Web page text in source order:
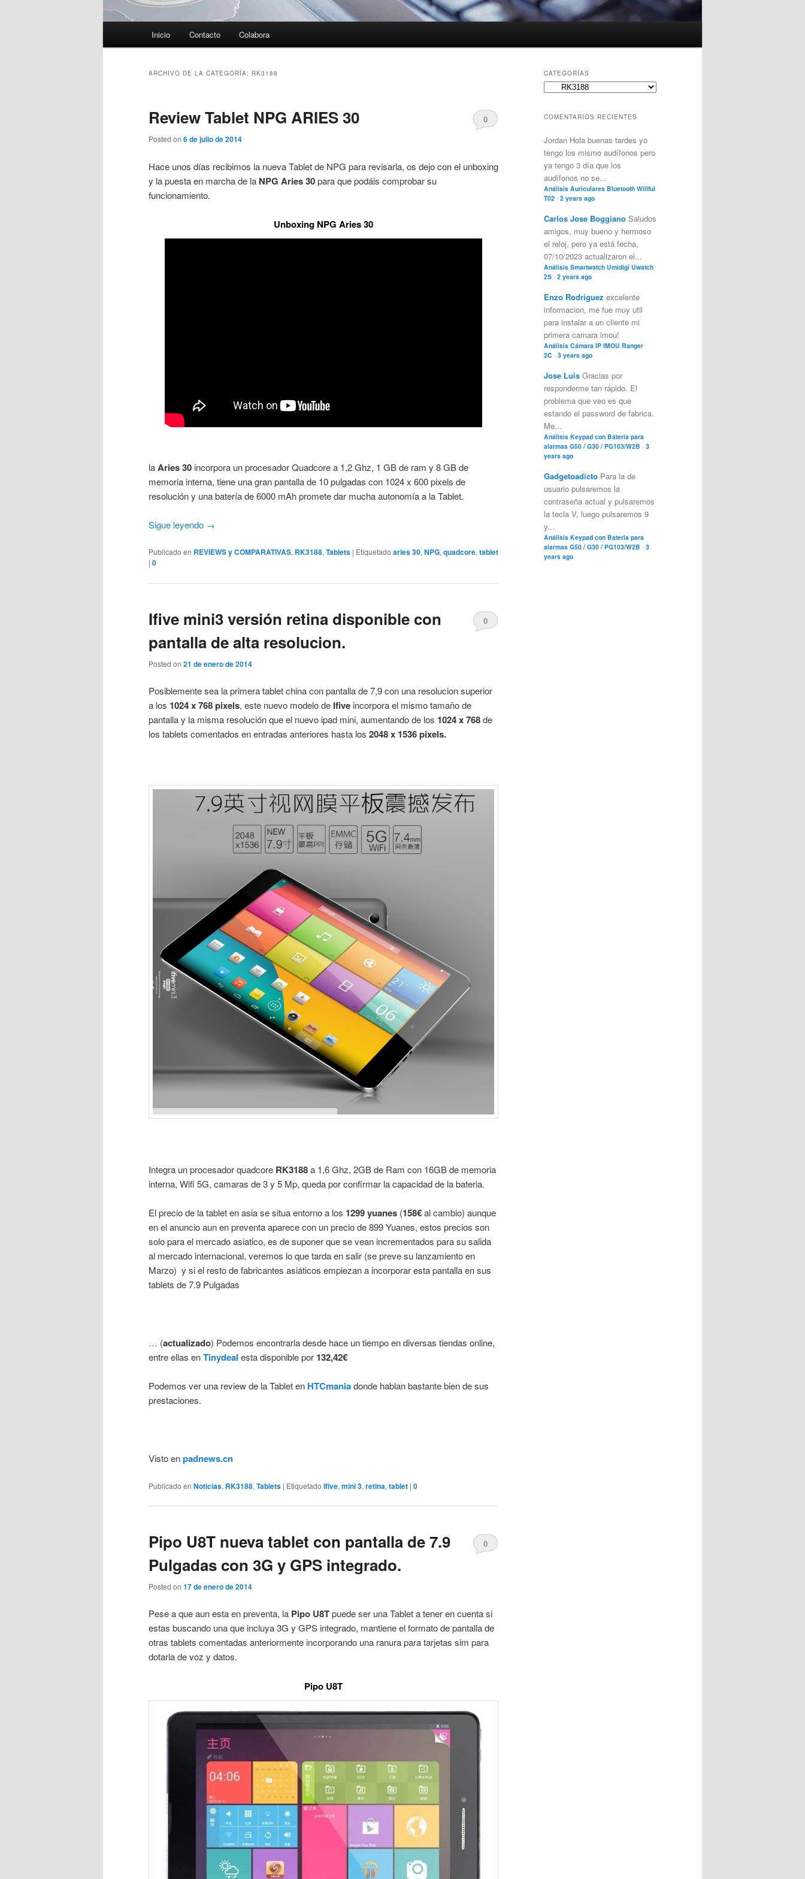
Inicio Contacto Colabora
ARCHIVO DE LA CATEGORÍA: RK3188
Review Tablet NPG ARIES 30
Posted on 6 de julio de 2014
0
Hace unos días recibimos la nueva Tablet de NPG para revisarla, os dejo con el unboxing
y la puesta en marcha de la NPG Aries 30para que podáis comprobar su
funcionamiento.
Unboxing NPG Aries 30
laAries 30 incorpora un procesador Quadcore a 1,2 Ghz, 1 GB de ram y 8 GB de
memoria interna, tiene una gran pantalla de 10 pulgadas con 1024 x 600 pixels de
resolución y una batería de 6000 mAh promete dar mucha autonomía a la Tablet.
Sigue leyendo →
Publicado en REVIEWS y COMPARATIVAS, RK3188, Tablets | Etiquetado aries 30, NPG, quadcore, tablet
| 0
Ifive mini3 versión retina disponible con
pantalla de alta resolucion.
Posted on 21 de enero de 2014
0
Posiblemente sea la primera tablet china con pantalla de 7,9 con una resolucion superior
a los 1024 x 768 pixels, este nuevo modelo de Ifive incorpora el mismo tamaño de
pantalla y la misma resolución que el nuevo ipad mini, aumentando de los 1024 x 768de
los tablets comentados en entradas anteriores hasta los 2048 x 1536 pixels.
Integra un procesador quadcore RK3188a 1,6 Ghz, 2GB de Ram con 16GB de memoria
interna, Wifi 5G, camaras de 3 y 5 Mp, queda por confirmar la capacidad de la bateria.
El precio de la tablet en asia se situa entorno a los 1299 yuanes (158€al cambio) aunque
en el anuncio aun en preventa aparece con un precio de 899 Yuanes, estos precios son
solo para el mercado asiatico, es de suponer que se vean incrementados para su salida
al mercado internacional, veremos lo que tarda en salir (se preve su lanzamiento en
Marzo) y si el resto de fabricantes asiáticos empiezan a incorporar esta pantalla en sus
tablets de 7.9 Pulgadas
… (actualizado) Podemos encontrarla desde hace un tiempo en diversas tiendas online,
entre ellas enTinydeal esta disponible por 132,42€
Podemos ver una review de la Tablet en HTCmaniadonde hablan bastante bien de sus
prestaciones.
Visto enpadnews.cn
Publicado en Noticias, RK3188, Tablets | Etiquetado Ifive, mini 3, retina, tablet | 0
Pipo U8T nueva tablet con pantalla de 7.9
Pulgadas con 3G y GPS integrado.
Posted on 17 de enero de 2014
0
Pese a que aun esta en preventa, la Pipo U8Tpuede ser una Tablet a tener en cuenta si
estas buscando una que incluya 3G y GPS integrado, mantiene el formato de pantalla de
otras tablets comentadas anteriormente incorporando una ranura para tarjetas sim para
dotarla de voz y datos.
Pipo U8T
CATEGORÍAS
Categorías
COMENTARIOS RECIENTES
Jordan Hola buenas tardes yo
tengo los mismo audífonos pero
ya tengo 3 día que los
audífonos no se...
Análisis Auriculares Bluetooth Willful
T02 · 2 years ago
Carlos Jose Boggiano Saludos
amigos, muy bueno y hermoso
el reloj, pero ya está fecha,
07/10/2023 actualizaron el...
Análisis Smartwatch Umidigi Uwatch
2S · 2 years ago
Enzo Rodriguez excelente
informacion, me fue muy util
para instalar a un cliente mi
primera camara imou!
Análisis Cámara IP IMOU Ranger
2C · 3 years ago
Jose Luis Gracias por
responderme tan rápido. El
problema que veo es que
estando el password de fabrica.
Me...
Análisis Keypad con Bateria para
alarmas G50 / G30 / PG103/W2B · 3
years ago
Gadgetoadicto Para la de
usuario pulsaremos la
contraseña actual y pulsaremos
la tecla V, luego pulsaremos 9
y...
Análisis Keypad con Bateria para
alarmas G50 / G30 / PG103/W2B · 3
years ago